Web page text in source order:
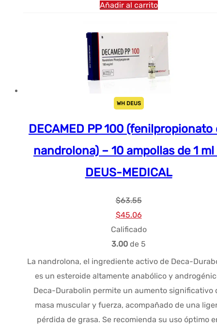
Añadir al carrito
WH DEUS
DECAMED PP 100 (fenilpropionato
nandrolona) – 10 ampollas de 1 ml
DEUS-MEDICAL
$63.55
El
precio
original
era:
$63.55.
$45.06El
precio
actual
es:
$45.06.
Calificado
3.00 de 5
La nandrolona, el ingrediente activo de Deca-
es un esteroide altamente anabólico y
Deca-Durabolin permite un aumento significativo
masa muscular y fuerza, acompañado de una
pérdida de grasa. Se recomienda su uso óptimo